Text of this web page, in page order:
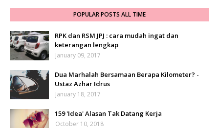
POPULAR POSTS ALL TIME
RPK dan RSM JPJ : cara mudah ingat dan
keterangan lengkap
January 09, 2017
Dua Marhalah Bersamaan Berapa Kilometer? -
Ustaz Azhar Idrus
January 18, 2017
159 'Idea' Alasan Tak Datang Kerja
October 10, 2018